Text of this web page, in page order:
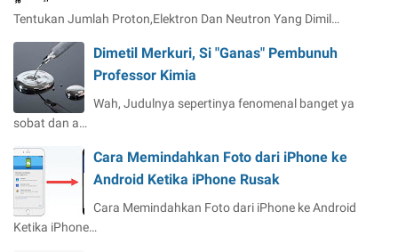
Tentukan Jumlah Proton,Elektron Dan Neutron Yang Dimil…
Dimetil Merkuri, Si "Ganas" Pembunuh
Professor Kimia
Wah, Judulnya sepertinya fenomenal banget ya
sobat dan a…
Cara Memindahkan Foto dari iPhone ke
Android Ketika iPhone Rusak
Cara Memindahkan Foto dari iPhone ke Android
Ketika iPhone…